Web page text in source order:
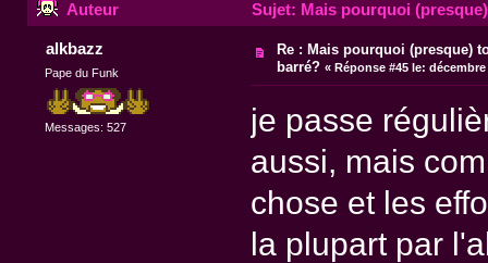
Auteur Sujet: Mais pourquoi
alkbazz
Pape du Funk
Messages: 527
Re : Mais pourquoi (presque)
barré? «Réponse #45 le: décembre
je passe
aussi, mais
chose et les
la plupart par